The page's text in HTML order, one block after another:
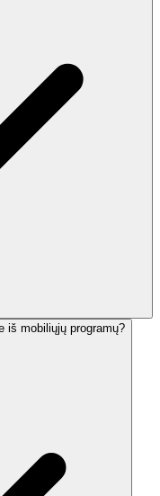
iš mobiliųjų programų?